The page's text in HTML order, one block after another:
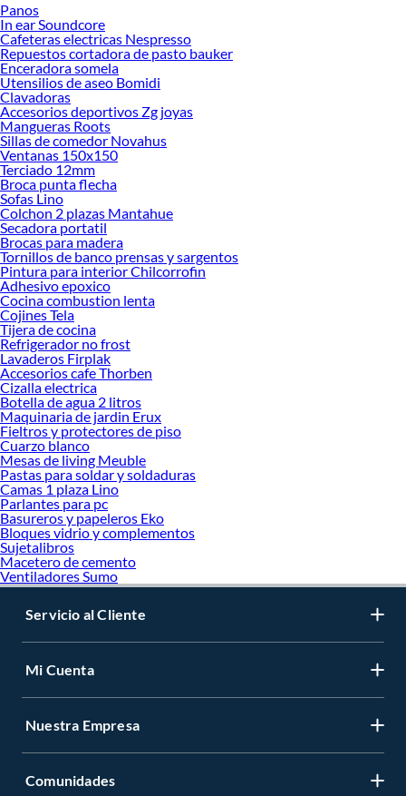
Desde remodelaciones hasta proyectos de decoración, estamos aquí para hacer
tus ideas realidad. ¡Visítanos y encuentra todo lo que tenemos para ofrecerte en
Smart TV!
Explora la variedad de productos de Smart TV en Sodimac
Herramientas, materiales y accesorios de calidad para tus proyectos y
renovación de espacios. ¡Visítanos y descubre todo lo que tenemos para
ofrecerte!
Encuentra una amplia variedad de productos de Smart TV en Sodimac.
Encuentra todo lo necesario para tus proyectos de renovación y decoración.
¡Visítanos y haz tus ideas realidad!
Panos
In ear Soundcore
Cafeteras electricas Nespresso
Repuestos cortadora de pasto bauker
Enceradora somela
Utensilios de aseo Bomidi
Clavadoras
Accesorios deportivos Zg joyas
Mangueras Roots
Sillas de comedor Novahus
Ventanas 150x150
Terciado 12mm
Broca punta flecha
Sofas Lino
Colchon 2 plazas Mantahue
Secadora portatil
Brocas para madera
Tornillos de banco prensas y sargentos
Pintura para interior Chilcorrofin
Adhesivo epoxico
Cocina combustion lenta
Cojines Tela
Tijera de cocina
Refrigerador no frost
Lavaderos Firplak
Accesorios cafe Thorben
Cizalla electrica
Botella de agua 2 litros
Maquinaria de jardin Erux
Fieltros y protectores de piso
Cuarzo blanco
Mesas de living Meuble
Pastas para soldar y soldaduras
Camas 1 plaza Lino
Parlantes para pc
Basureros y papeleros Eko
Bloques vidrio y complementos
Sujetalibros
Macetero de cemento
Ventiladores Sumo
Servicio al Cliente
Mi Cuenta
Nuestra Empresa
Comunidades